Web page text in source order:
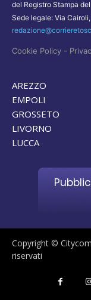
del Registro Stampa
Sede legale: Via
Cookie Policy -
AREZZO
EMPOLI
GROSSETO
LIVORNO
LUCCA
Copyright ©
riservati